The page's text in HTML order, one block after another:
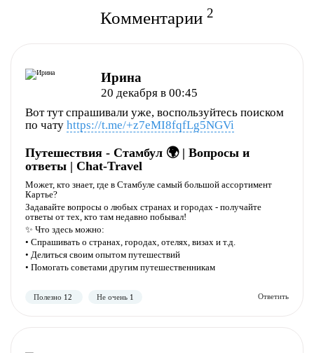
Комментарии 2
Ирина
20 декабря в 00:45
Вот тут спрашивали уже, воспользуйтесь поиском
по чату https://t.me/+z7eMI8fqfLg5NGVi
Путешествия - Стамбул 🌍 | Вопросы и
ответы | Chat-Travel
Может, кто знает, где в Стамбуле самый большой ассортимент
Картье?
Задавайте вопросы о любых странах и городах - получайте
ответы от тех, кто там недавно побывал!
✨ Что здесь можно:
• Спрашивать о странах, городах, отелях, визах и т.д.
• Делиться своим опытом путешествий
• Помогать советами другим путешественникам